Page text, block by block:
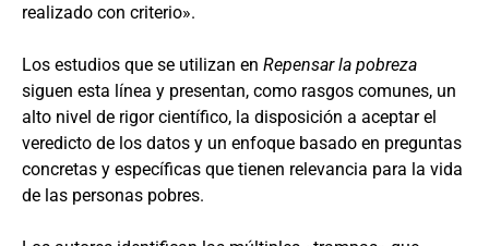
realizado con criterio».
Los estudios que se utilizan en Repensar la pobreza
siguen esta línea y presentan, como rasgos comunes, un
alto nivel de rigor científico, la disposición a aceptar el
veredicto de los datos y un enfoque basado en preguntas
concretas y específicas que tienen relevancia para la vida
de las personas pobres.